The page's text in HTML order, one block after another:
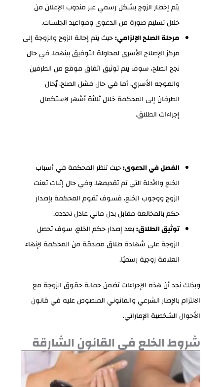
يتم إخطار الزوج بشكل رسمي عبر مندوب الإعلان من
خلال تسليم صورة من الدعوى ومواعيد الجلسات.
مرحلة الصلح الإلزامي:حيث يتم إحالة الزوج والزوجة إلى
مركز الإصلاح الأسري لمحاولة التوفيق بينهما، في حال
نجح الصلح، سوف يتم توثيق اتفاق موقع من الطرفين
والموجه الأسري، أما في حال فشل الصلح، يُحال
الطرفان إلى المحكمة خلال ثلاثة أشهر لاستكمال
إجراءات الطلاق.
الفصل في الدعوى:حيث تنظر المحكمة في أسباب
الخلع والأدلة التي تم تقديمها، وفي حال إثبات تعنت
الزوج ووجوب الخلع، فسوف تقوم المحكمة بإصدار
حكم بالمخالعة مقابل بدل مالي عادل تحدده.
توثيق الطلاق:بعد إصدار حكم الخلع، سوف تحصل
الزوجة على شهادة طلاق مصدقة من المحكمة لإنهاء
العلاقة زوجية رسميًا.
وبذلك نجد أن هذه الإجراءات تضمن حماية حقوق الزوجة مع
الالتزام بالإطار الشرعي والقانوني المنصوص عليه في قانون
الأحوال الشخصية الإماراتي.
شروط الخلع في القانون الشارقة